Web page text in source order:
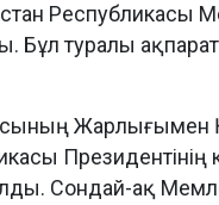
Республикасы
Бұл туралы
Жарлығымен
Президентінің
Сондай-ақ